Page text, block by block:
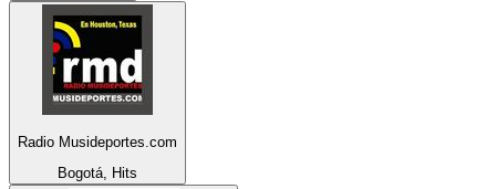
Radio Musideportes.com
Bogotá, Hits